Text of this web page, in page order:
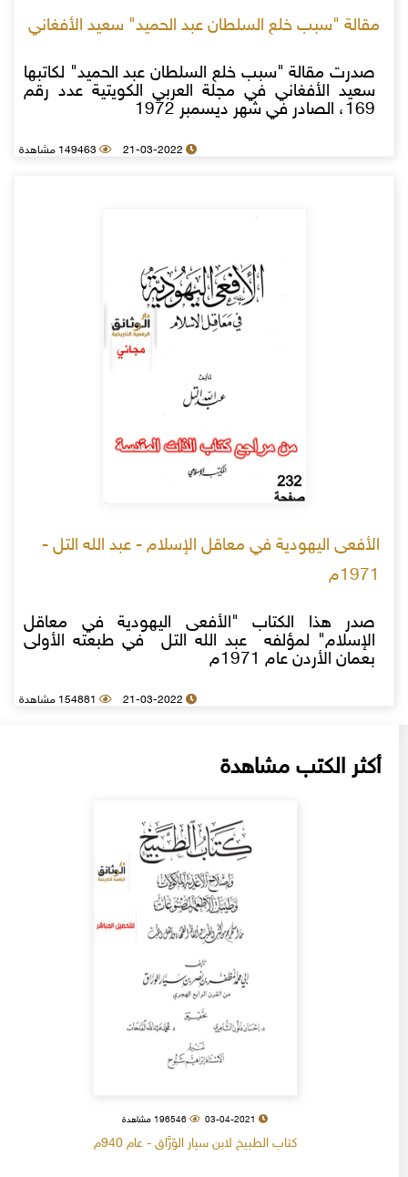
مقالة "سبب خلع السلطان عبد الحميد" سعيد الأفغاني
صدرت مقالة "سبب خلع السلطان عبد الحميد" لكاتبها
سعيد الأفغاني في مجلة العربي الكويتية عدد رقم
169، الصادر في شهر ديسمبر 1972
21-03-2022 149463 مشاهدة
الأفعى اليهودية في معاقل الإسلام - عبد الله التل -
1971م
صدر هذا الكتاب "الأفعى اليهودية في معاقل
الإسلام" لمؤلفه عبد الله التل في طبعته الأولى
بعمان الأردن عام 1971م
21-03-2022 154881 مشاهدة
أكثر الكتب مشاهدة
03-04-2021 196546 مشاهدة
كتاب الطبيخ لابن سيار الوَرَّاق - عام 940م